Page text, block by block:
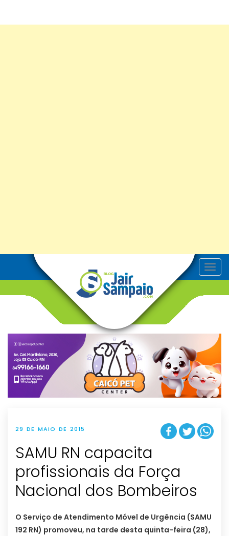
T
o
v
g
t
i
o
n
29 DE MAIO DE 2015
SAMU RN capacita
profissionais da Força
Nacional dos Bombeiros
O Serviço de Atendimento Móvel de Urgência (SAMU
192 RN) promoveu, na tarde desta quinta-feira (28),